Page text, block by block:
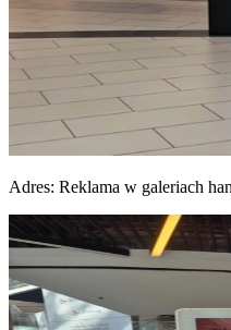
Adres: Reklama w galeriach